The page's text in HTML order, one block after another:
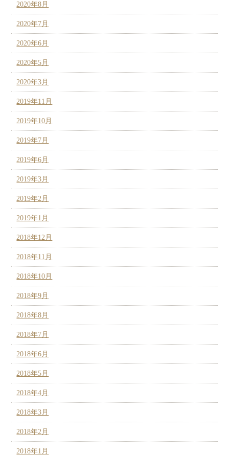
2020年8月
2020年7月
2020年6月
2020年5月
2020年3月
2019年11月
2019年10月
2019年7月
2019年6月
2019年3月
2019年2月
2019年1月
2018年12月
2018年11月
2018年10月
2018年9月
2018年8月
2018年7月
2018年6月
2018年5月
2018年4月
2018年3月
2018年2月
2018年1月